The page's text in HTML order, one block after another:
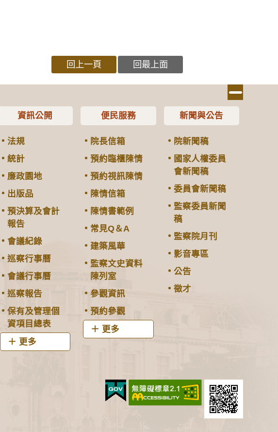
回上一頁 回最上面
資訊公開
法規
統計
廉政園地
出版品
預決算及會計
報告
會議紀錄
巡察行事曆
會議行事曆
巡察報告
保有及管理個
資項目總表
更多
便民服務
院長信箱
預約臨櫃陳情
預約視訊陳情
陳情信箱
陳情書範例
常見Q＆A
建築風華
監察文史資料
陳列室
參觀資訊
預約參觀
更多
新聞與公告
院新聞稿
國家人權委員
會新聞稿
委員會新聞稿
監察委員新聞
稿
監察院月刊
影音專區
公告
徵才